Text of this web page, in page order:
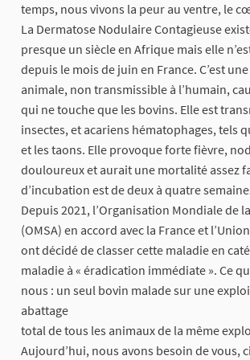
temps, nous vivons la peur au ventre, le
La Dermatose Nodulaire Contagieuse
presque un siècle en Afrique mais elle
depuis le mois de juin en France. C’est
animale, non transmissible à l’humain,
qui ne touche que les bovins. Elle est
insectes, et acariens hématophages, tels
et les taons. Elle provoque forte fièvre,
douloureux et aurait une mortalité assez
d’incubation est de deux à quatre
Depuis 2021, l’Organisation Mondiale de
(OMSA) en accord avec la France et
ont décidé de classer cette maladie en
maladie à « éradication immédiate ». Ce
nous : un seul bovin malade sur une
abattage
total de tous les animaux de la même
Aujourd’hui, nous avons besoin de vous,